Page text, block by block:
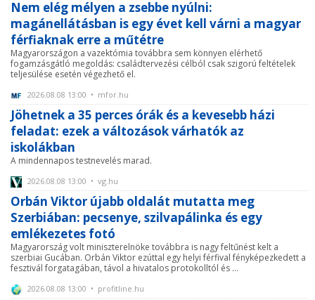
Nem elég mélyen a zsebbe nyúlni:
magánellátásban is egy évet kell várni a magyar
férfiaknak erre a műtétre
Magyarországon a vazektómia továbbra sem könnyen elérhető
fogamzásgátló megoldás: családtervezési célból csak szigorú feltételek
teljesülése esetén végezhető el.
2026.08.08 13:00 • mfor.hu
Jöhetnek a 35 perces órák és a kevesebb házi
feladat: ezek a változások várhatók az
iskolákban
A mindennapos testnevelés marad.
2026.08.08 13:00 • vg.hu
Orbán Viktor újabb oldalát mutatta meg
Szerbiában: pecsenye, szilvapálinka és egy
emlékezetes fotó
Magyarország volt miniszterelnöke továbbra is nagy feltűnést kelt a
szerbiai Gucában. Orbán Viktor ezúttal egy helyi férfival fényképezkedett a
fesztivál forgatagában, távol a hivatalos protokolltól és ...
2026.08.08 13:00 • profitline.hu